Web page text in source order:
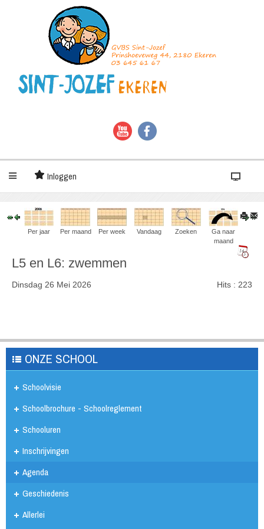
Inloggen
Per jaar Per maand Per week Vandaag Zoeken
Ga naar
maand
L5 en L6: zwemmen
Dinsdag 26 Mei 2026 Hits: 223
ONZE SCHOOL
Schoolvisie
Schoolbrochure - Schoolreglement
Schooluren
Inschrijvingen
Agenda
Geschiedenis
Allerlei